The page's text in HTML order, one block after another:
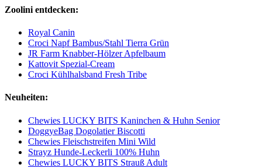
Zoolini entdecken:
Royal Canin
Croci Napf Bambus/Stahl Tierra Grün
JR Farm Knabber-Hölzer Apfelbaum
Kattovit Spezial-Cream
Croci Kühlhalsband Fresh Tribe
Neuheiten:
Chewies LUCKY BITS Kaninchen & Huhn Senior
DoggyeBag Dogolatier Biscotti
Chewies Fleischstreifen Mini Wild
Strayz Hunde-Leckerli 100% Huhn
Chewies LUCKY BITS Strauß Adult